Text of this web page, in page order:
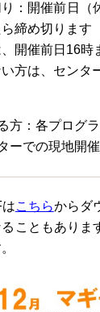
：開催前日（
締め切ります
開催前日16時
方は、センタ
方：各プログ
ーでの現地開
こちらからダ
こともありま